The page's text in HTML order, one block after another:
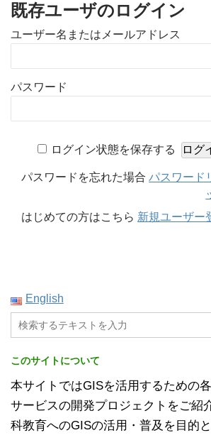
既存ユーザのログイン
ユーザー名またはメールアドレス
パスワード
ログイン状態を保存する
パスワードを忘れた場合パスワード
はじめての方はこちら 新規ユーザー
English
このサイトについて
本サイトではGISを活用するための
サービスの開発プロジェクトをご紹
科教育へのGISの活用・普及を目的と